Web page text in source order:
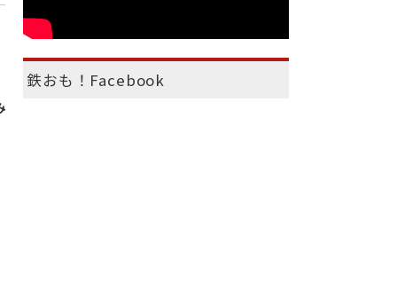
鉄おも！Facebook